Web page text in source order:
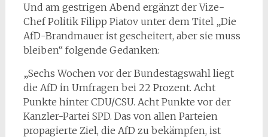
Und am gestrigen Abend ergänzt der Vize-
Chef Politik Filipp Piatov unter dem Titel „Die
AfD-Brandmauer ist gescheitert, aber sie muss
bleiben“ folgende Gedanken:
„Sechs Wochen vor der Bundestagswahl liegt
die AfD in Umfragen bei 22 Prozent. Acht
Punkte hinter CDU/CSU. Acht Punkte vor der
Kanzler-Partei SPD. Das von allen Parteien
propagierte Ziel, die AfD zu bekämpfen, ist